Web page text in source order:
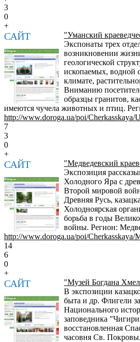
3
0
+
САЙТ
"Уманский
Экспонаты трех
возникновении
геологической
ископаемых, водной
климате,
Вниманию
образцы гранитов,
имеются чучела животных и птиц.
http://www.doroga.ua/poi/Cherkasskaya/
7
3
0
+
САЙТ
"Медведевский
Экспозиция
Холодного Яра с
Второй мировой
Древняя Русь,
Холодноярская
борьба в годы
войны. Регион:
http://www.doroga.ua/poi/Cherkasskaya/
14
6
0
+
САЙТ
"Музей Богдана
В экспозиции
быта и др. Флигели
Национального
заповедника
восстановленная
часовня Св.